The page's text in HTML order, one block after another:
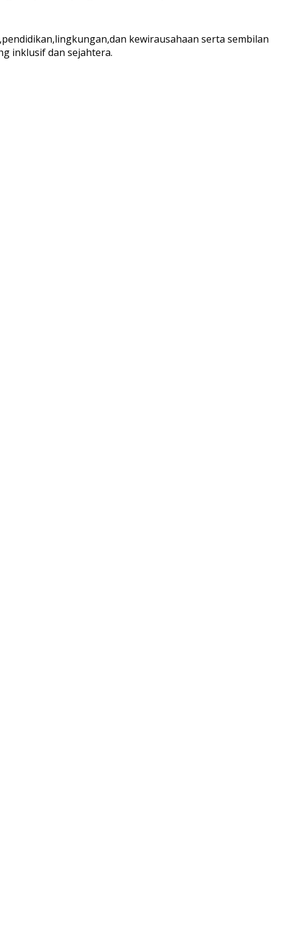
kewirausahaan serta sembilan
inklusif dan sejahtera.